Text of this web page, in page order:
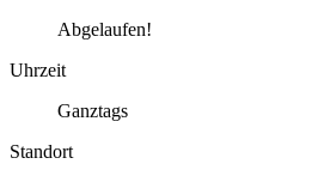
Abgelaufen!
Uhrzeit
Ganztags
Standort